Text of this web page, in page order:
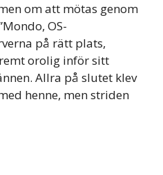
om att mötas genom
OS-
på rätt plats,
orolig inför sitt
Allra på slutet klev
henne, men striden